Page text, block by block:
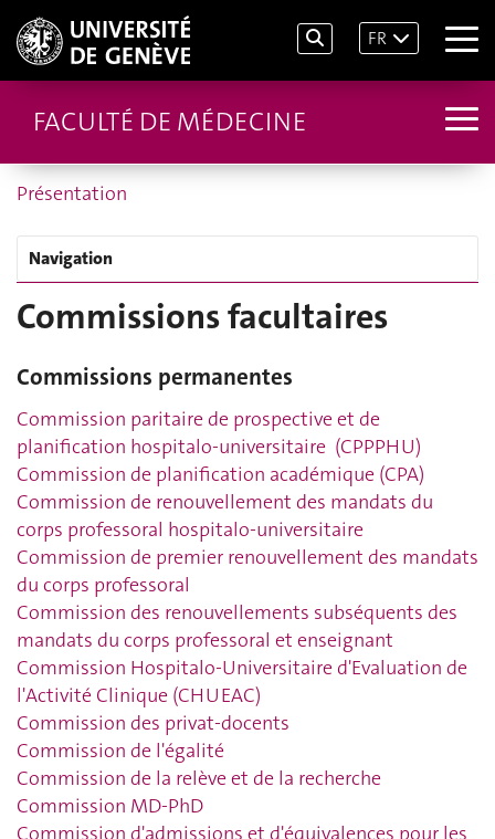
FR
FACULTÉ DE MÉDECINE
Présentation
Navigation
Commissions facultaires
Commissions permanentes
Commission paritaire de prospective et de
planification hospitalo-universitaire (CPPPHU)
Commission de planification académique (CPA)
Commission de renouvellement des mandats du
corps professoral hospitalo-universitaire
Commission de premier renouvellement des mandats
du corps professoral
Commission des renouvellements subséquents des
mandats du corps professoral et enseignant
Commission Hospitalo-Universitaire d'Evaluation de
l'Activité Clinique (CHUEAC)
Commission des privat-docents
Commission de l'égalité
Commission de la relève et de la recherche
Commission MD-PhD
Commission d'admissions et d'équivalences pour les